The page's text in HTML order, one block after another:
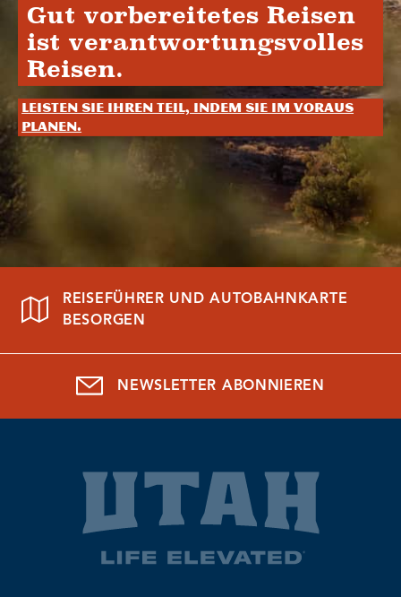
Gut vorbereitetes Reisen
ist verantwortungsvolles
Reisen.
Leisten Sie Ihren Teil, indem Sie im Voraus
planen.
REISEFÜHRER UND AUTOBAHNKARTE
BESORGEN
NEWSLETTER ABONNIEREN